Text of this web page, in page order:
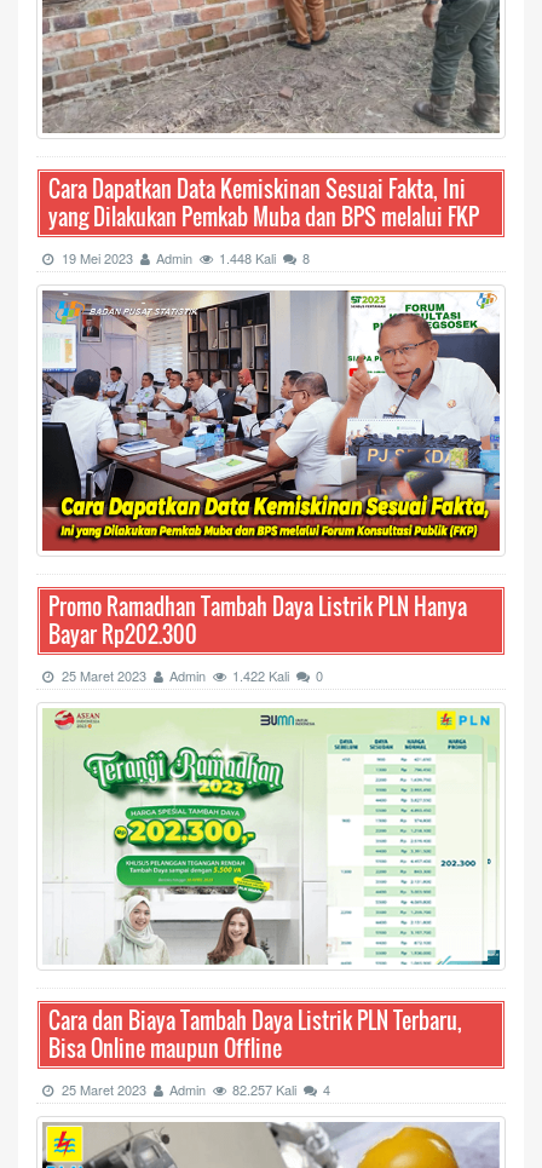
Cara Dapatkan Data Kemiskinan Sesuai Fakta, Ini
yang Dilakukan Pemkab Muba dan BPS melalui FKP
19 Mei 2023 Admin 1.448 Kali 8
Promo Ramadhan Tambah Daya Listrik PLN Hanya
Bayar Rp202.300
25 Maret 2023 Admin 1.422 Kali 0
Cara dan Biaya Tambah Daya Listrik PLN Terbaru,
Bisa Online maupun Offline
25 Maret 2023 Admin 82.257 Kali 4